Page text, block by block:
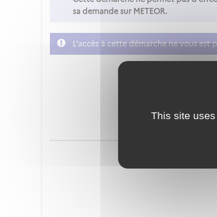
This site
sa demande sur METEOR.
L'accès à cette démarche ne vous est
FranceConnect est la